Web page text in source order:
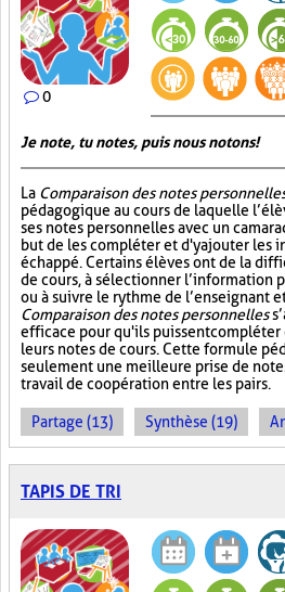
0
Je note, tu notes, puis nous notons!
La Comparaison des notes
pédagogique au cours de laquelle
ses notes personnelles avec un
but de les compléter et d'y ajouter les
échappé. Certains élèves ont de la
de cours, à sélectionner l’information
ou à suivre le rythme de l’enseignant
Comparaison des notes personnelles
efficace pour qu'ils puissent compléter
leurs notes de cours. Cette formule
seulement une meilleure prise de
travail de coopération entre les pairs.
Partage (13) Synthèse (19)
TAPIS DE TRI